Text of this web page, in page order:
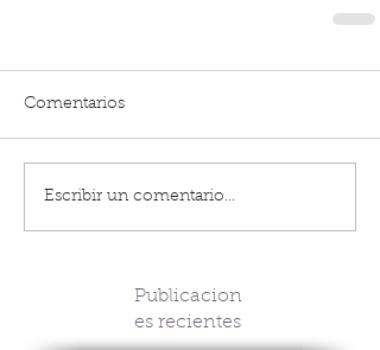
Comentarios
Escribir un comentario...
Publicacion
es recientes